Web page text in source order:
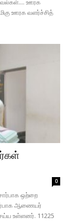
ஊரக
ஊரக வளர்ச்சித்
0
ஒற்றை
ஆணையர்
உள்ளனர். 11225